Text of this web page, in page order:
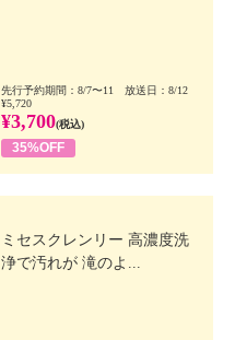
先行予約期間：8/7〜11 放送日：8/12
¥5,720
¥3,700(税込)
35%OFF
ミセスクレンリー 高濃度洗
浄で汚れが 滝のよ...